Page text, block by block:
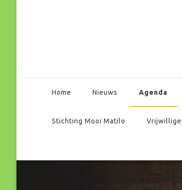
Home Nieuws Agenda
Stichting Mooi Matilo